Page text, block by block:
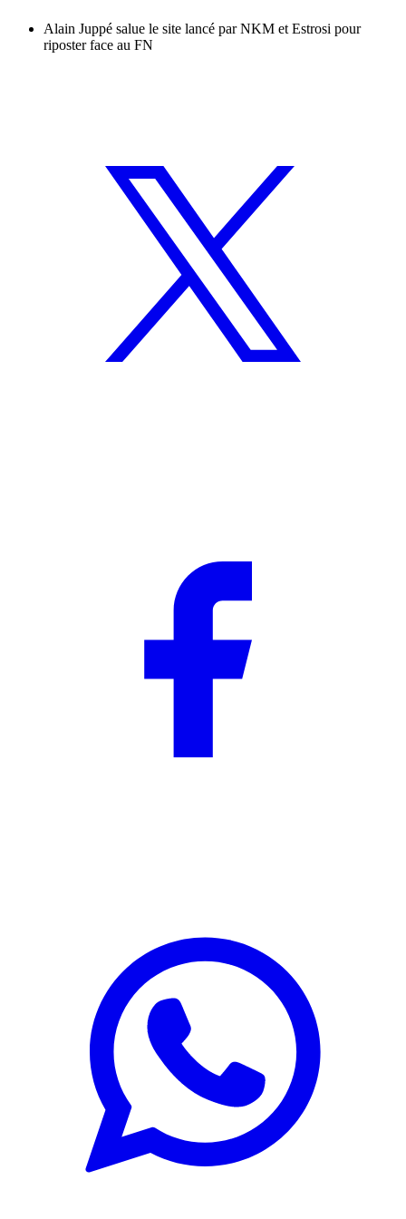
Alain Juppé salue le site lancé par NKM et Estrosi pour
riposter face au FN